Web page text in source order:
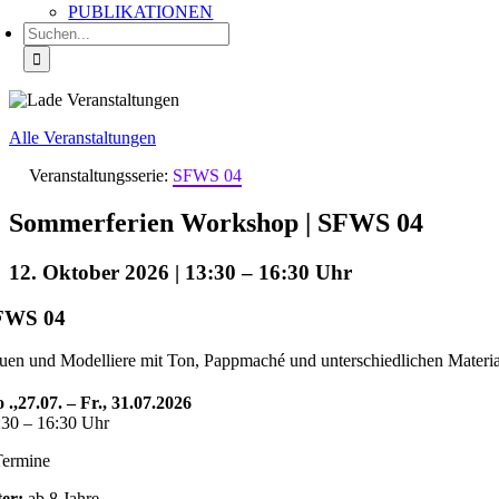
PUBLIKATIONEN
Suche
nach:
Alle Veranstaltungen
Veranstaltungsserie: SFWS 04
Sommerferien Workshop | SFWS 04
12. Oktober 2026 | 13:30 – 16:30
04
und Modelliere mit Ton, Pappmaché und unterschiedlichen
.,27.07. – Fr., 31.07.2026
– 16:30 Uhr